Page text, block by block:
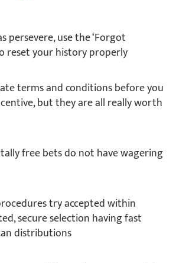
persevere, use the ‘Forgot
reset your history properly
terms and conditions before you
but they are all really worth
free bets do not have wagering
try accepted within
secure selection having fast
distributions